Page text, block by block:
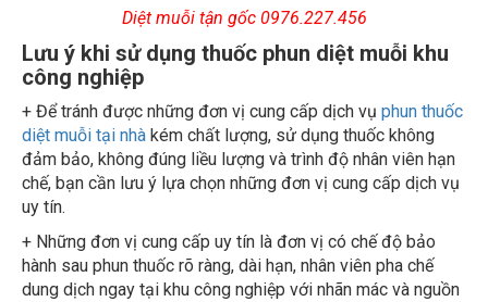
Diệt muỗi tận gốc 0976.227.456
Lưu ý khi sử dụng thuốc phun diệt muỗi khu
công nghiệp
+ Để tránh được những đơn vị cung cấp dịch vụ phun thuốc
diệt muỗi tại nhà kém chất lượng, sử dụng thuốc không
đảm bảo, không đúng liều lượng và trình độ nhân viên hạn
chế, bạn cần lưu ý lựa chọn những đơn vị cung cấp dịch vụ
uy tín.
+ Những đơn vị cung cấp uy tín là đơn vị có chế độ bảo
hành sau phun thuốc rõ ràng, dài hạn, nhân viên pha chế
dung dịch ngay tại khu công nghiệp với nhãn mác và nguồn